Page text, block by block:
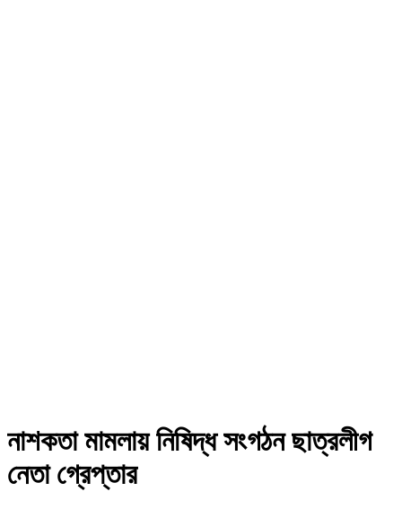
নাশকতা মামলায় নিষিদ্ধ সংগঠন ছাত্রলীগ
নেতা গ্রেপ্তার